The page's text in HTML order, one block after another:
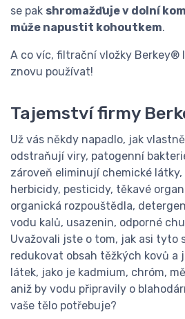
se pak shromažďuje v dolní
může napustit kohoutkem.
A co víc, filtrační vložky Berkey®
znovu používat!
Tajemství firmy
Už vás někdy napadlo, jak
odstraňují viry, patogenní
zároveň eliminují chemické
herbicidy, pesticidy, těkavé
organická rozpouštědla,
vodu kalů, usazenin, odporné
Uvažovali jste o tom, jak asi tyto
redukovat obsah těžkých kovů a
látek, jako je kadmium, chróm,
aniž by vodu připravily o
vaše tělo potřebuje?